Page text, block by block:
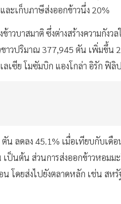
ละเก็บภาษีส่งออกข้าวนึ่ง 20%
าวบาสมาติ ซึ่งต่างสร้างความกัง
าวปริมาณ 377,945 ตัน เพิ่มขึ้น
ลเซีย โมซัมบิก แองโกล่า อิรัก
ลดลง 45.1% เมื่อเทียบกับเดื
ป็นต้น ส่วนการส่งออกข้าวหอม
โดยส่งไปยังตลาดหลัก เช่น สหรั